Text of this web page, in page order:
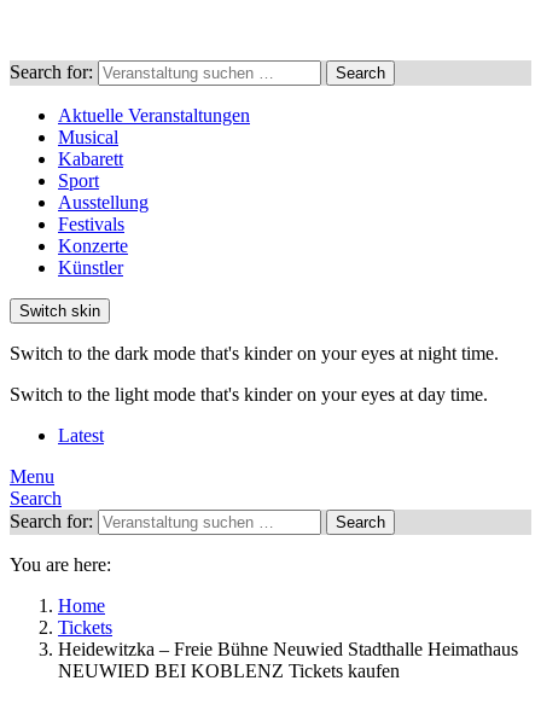
Search for: Search
Aktuelle Veranstaltungen
Musical
Kabarett
Sport
Ausstellung
Festivals
Konzerte
Künstler
Switch skin
Switch to the dark mode that's kinder on your eyes at night time.
Switch to the light mode that's kinder on your eyes at day time.
Latest
Menu
Search
Search for:
Search
You are here:
Home
Tickets
Heidewitzka – Freie Bühne Neuwied Stadthalle Heimathaus
NEUWIED BEI KOBLENZ Tickets kaufen